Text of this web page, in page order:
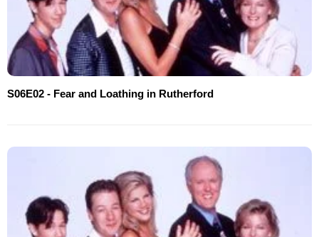
S06E02 - Fear and Loathing in Rutherford